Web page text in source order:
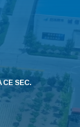
SEC.